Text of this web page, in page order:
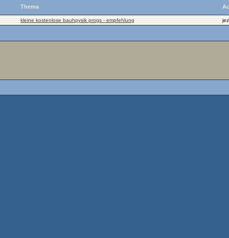
Thema
kleine kostenlose bauhpysik progs - empfehlung